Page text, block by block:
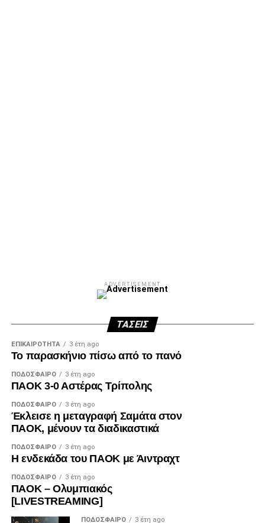
Facebook
Twitter
Email
Pinterest
WhatsApp
LinkedIn
ADVERTISEMENT
ΤΆΣΕΙΣ
ΕΠΙΚΑΙΡΌΤΗΤΑ 3 έτη ago
Το παρασκήνιο πίσω από το πανό
ΠΟΔΌΣΦΑΙΡΟ 3 έτη ago
ΠΑΟΚ 3-0 Αστέρας Τρίπολης
ΠΟΔΌΣΦΑΙΡΟ 3 έτη ago
Έκλεισε η μεταγραφή Σαμάτα στον
ΠΑΟΚ, μένουν τα διαδικαστικά
ΠΟΔΌΣΦΑΙΡΟ 3 έτη ago
Η ενδεκάδα του ΠΑΟΚ με Άιντραχτ
ΠΟΔΌΣΦΑΙΡΟ 3 έτη ago
ΠΑΟΚ – Ολυμπιακός
[LIVESTREAMING]
ΠΟΔΌΣΦΑΙΡΟ 3 έτη ago